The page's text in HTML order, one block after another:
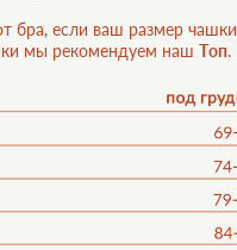
бра, если ваш размер чашки
мы рекомендуем наш Tоп.